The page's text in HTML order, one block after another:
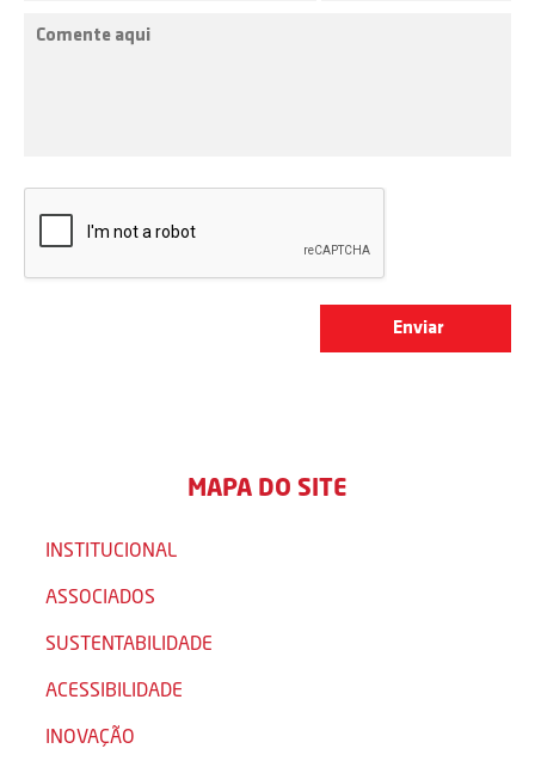
MAPA DO SITE
INSTITUCIONAL
ASSOCIADOS
SUSTENTABILIDADE
ACESSIBILIDADE
INOVAÇÃO